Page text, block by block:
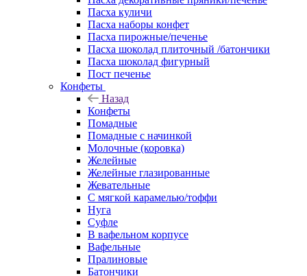
Пасха куличи
Пасха наборы конфет
Пасха пирожные/печенье
Пасха шоколад плиточный /батончики
Пасха шоколад фигурный
Пост печенье
Конфеты
Назад
Конфеты
Помадные
Помадные с начинкой
Молочные (коровка)
Желейные
Желейные глазированные
Жевательные
С мягкой карамелью/тоффи
Нуга
Суфле
В вафельном корпусе
Вафельные
Пралиновые
Батончики